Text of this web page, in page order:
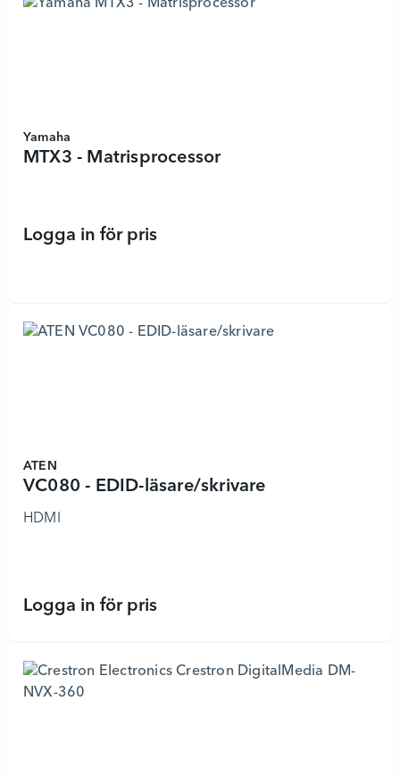
Yamaha
MTX3 - Matrisprocessor
Logga in för prisMTX3 - Matrisprocessor - 4551506
ATEN
VC080 - EDID-läsare/skrivare
HDMI
Logga in för prisVC080 - EDID-läsare/skrivare -